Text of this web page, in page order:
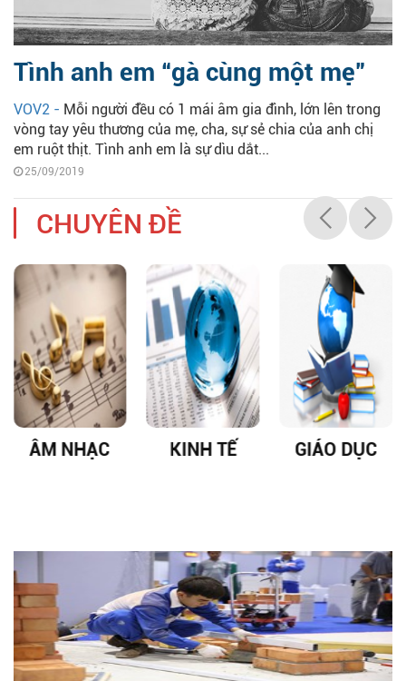
Tình anh em “gà cùng một mẹ”
VOV2 - Mỗi người đều có 1 mái âm gia đình, lớn lên trong
vòng tay yêu thương của mẹ, cha, sự sẻ chia của anh chị
em ruột thịt. Tình anh em là sự dìu dắt...
25/09/2019
CHUYÊN ĐỀ
ÂM NHẠC KINH TẾ GIÁO DỤC